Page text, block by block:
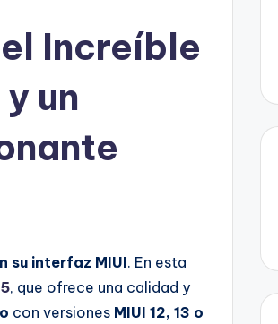
Increíble
un
su interfaz MIUI. En esta
, que ofrece una calidad y
con versiones MIUI 12, 13 o